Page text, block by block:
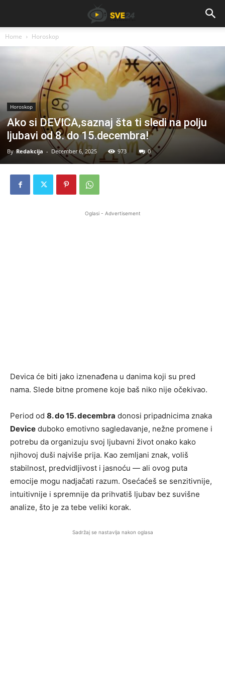
Home Horoskop
Horoskop
Ako si DEVICA,saznaj šta ti sledi na polju
ljubavi od 8. do 15.decembra!
By Redakcija - December 6, 2025 973 0
Oglasi - Advertisement
Devica će biti jako iznenađena u danima koji su pred
nama. Slede bitne promene koje baš niko nije očekivao.
Period od 8. do 15. decembra donosi pripadnicima znaka
Device duboko emotivno sagledavanje, nežne promene i
potrebu da organizuju svoj ljubavni život onako kako
njihovoj duši najviše prija. Kao zemljani znak, voliš
stabilnost, predvidljivost i jasnoću — ali ovog puta
emocije mogu nadjačati razum. Osećaćeš se senzitivnije,
intuitivnije i spremnije da prihvatiš ljubav bez suvišne
analize, što je za tebe veliki korak.
Sadržaj se nastavlja nakon oglasa